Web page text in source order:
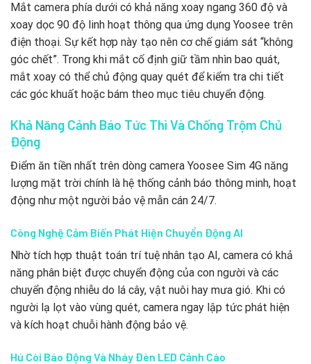
Mắt camera phía dưới có khả năng xoay ngang 360 độ và
xoay dọc 90 độ linh hoạt thông qua ứng dụng Yoosee trên
điện thoại. Sự kết hợp này tạo nên cơ chế giám sát “không
góc chết”. Trong khi mắt cố định giữ tầm nhìn bao quát,
mắt xoay có thể chủ động quay quét để kiểm tra chi tiết
các góc khuất hoặc bám theo mục tiêu chuyển động.
Khả Năng Cảnh Báo Tức Thì Và Chống Trộm Chủ
Động
Điểm ăn tiền nhất trên dòng camera Yoosee Sim 4G năng
lượng mặt trời chính là hệ thống cảnh báo thông minh, hoạt
động như một người bảo vệ mẫn cán 24/7.
Công Nghệ Cảm Biến Phát Hiện Chuyển Động AI
Nhờ tích hợp thuật toán trí tuệ nhân tạo AI, camera có khả
năng phân biệt được chuyển động của con người và các
chuyển động nhiễu do lá cây, vật nuôi hay mưa gió. Khi có
người lạ lọt vào vùng quét, camera ngay lập tức phát hiện
và kích hoạt chuỗi hành động bảo vệ.
Hú Còi Báo Động Và Nháy Đèn LED Cảnh Cáo